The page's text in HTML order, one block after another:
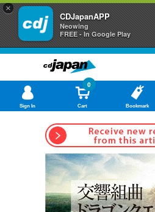
×
CDJapanAPP
Neowing
FREE - In Google Play
Sign In Cart
0
Bookmark